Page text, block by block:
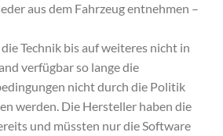
aus dem Fahrzeug entnehmen –
Technik bis auf weiteres nicht in
verfügbar so lange die
nicht durch die Politik
werden. Die Hersteller haben die
und müssten nur die Software